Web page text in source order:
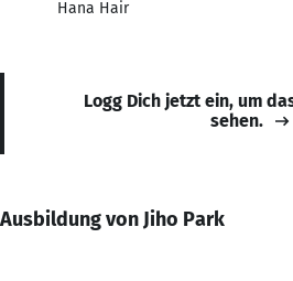
Hana Hair
Logg Dich jetzt ein, um
sehen.
Ausbildung von Jiho Park